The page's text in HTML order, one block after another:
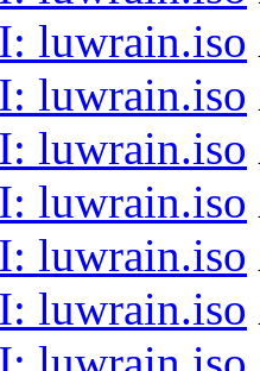
luwrain.iso
luwrain.iso
luwrain.iso
luwrain.iso
luwrain.iso
luwrain.iso